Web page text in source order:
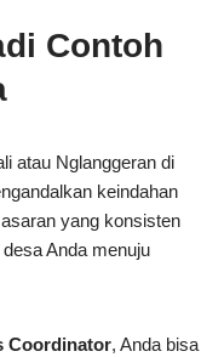
Contoh
atau Nglanggeran di
keindahan
yang konsisten
Anda menuju
Coordinator, Anda bisa